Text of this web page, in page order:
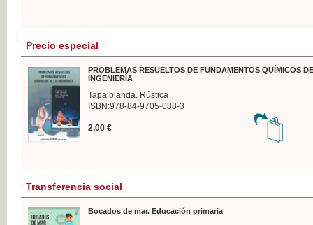
Precio especial
PROBLEMAS RESUELTOS DE FUNDAMENTOS QUÍMICOS
INGENIERÍA
Tapa blanda. Rústica
ISBN:978-84-9705-088-3
2,00 €
Transferencia social
Bocados de mar. Educación primaria